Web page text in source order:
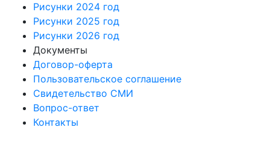
Рисунки 2024 год
Рисунки 2025 год
Рисунки 2026 год
Документы
Договор-оферта
Пользовательское соглашение
Свидетельство СМИ
Вопрос-ответ
Контакты